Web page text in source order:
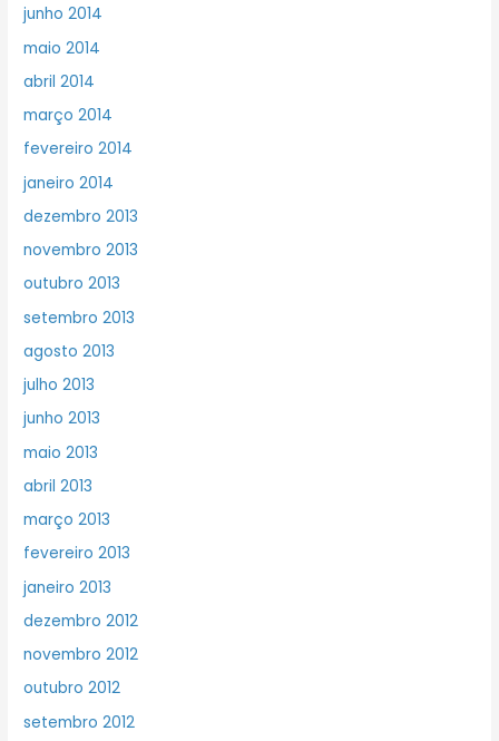
junho 2014
maio 2014
abril 2014
março 2014
fevereiro 2014
janeiro 2014
dezembro 2013
novembro 2013
outubro 2013
setembro 2013
agosto 2013
julho 2013
junho 2013
maio 2013
abril 2013
março 2013
fevereiro 2013
janeiro 2013
dezembro 2012
novembro 2012
outubro 2012
setembro 2012